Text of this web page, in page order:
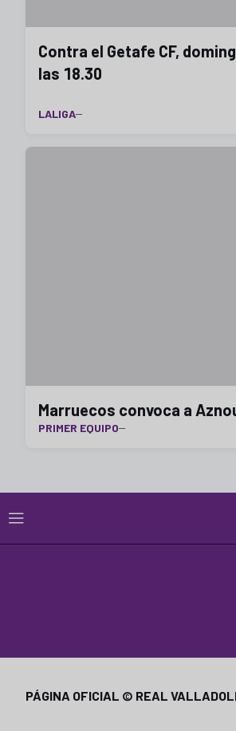
Contra el Getafe CF,
las 18.30
LALIGA
Marruecos convoca a
PRIMER EQUIPO
PÁGINA OFICIAL © REAL